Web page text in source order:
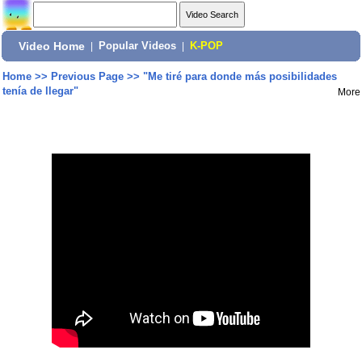
Video Home Popular Videos K-POP
Home>> Previous Page>> "Me tiré para donde más posibilidades
tenía de llegar"
More